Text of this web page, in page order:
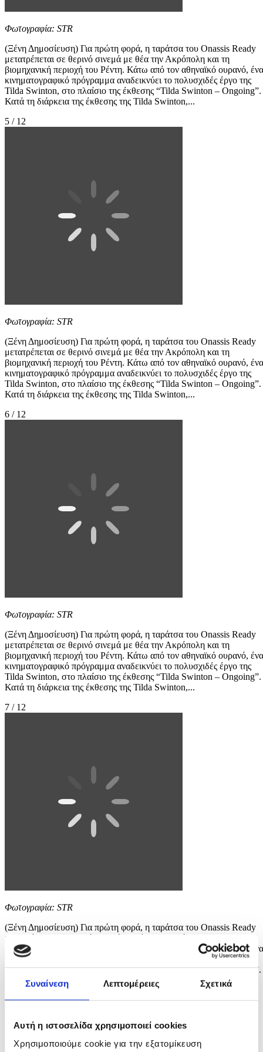
Συναίνεση Λεπτομέρειες Σχετικά
Αυτή η ιστοσελίδα χρησιμοποιεί cookies
Χρησιμοποιούμε cookie για την εξατομίκευση
Φωτογραφία: STR
(Ξένη Δημοσίευση) Για πρώτη φορά, η ταράτσα του Onassis Ready
μετατρέπεται σε θερινό σινεμά με θέα την Ακρόπολη και τη
βιομηχανική περιοχή του Ρέντη. Κάτω από τον αθηναϊκό ουρανό, ένα
κινηματογραφικό πρόγραμμα αναδεικνύει το πολυσχιδές έργο της
Tilda Swinton, στο πλαίσιο της έκθεσης “Tilda Swinton – Ongoing”.
Κατά τη διάρκεια της έκθεσης της Tilda Swinton,...
5 / 12
Φωτογραφία: STR
(Ξένη Δημοσίευση) Για πρώτη φορά, η ταράτσα του Onassis Ready
μετατρέπεται σε θερινό σινεμά με θέα την Ακρόπολη και τη
βιομηχανική περιοχή του Ρέντη. Κάτω από τον αθηναϊκό ουρανό, ένα
κινηματογραφικό πρόγραμμα αναδεικνύει το πολυσχιδές έργο της
Tilda Swinton, στο πλαίσιο της έκθεσης “Tilda Swinton – Ongoing”.
Κατά τη διάρκεια της έκθεσης της Tilda Swinton,...
6 / 12
Φωτογραφία: STR
(Ξένη Δημοσίευση) Για πρώτη φορά, η ταράτσα του Onassis Ready
μετατρέπεται σε θερινό σινεμά με θέα την Ακρόπολη και τη
βιομηχανική περιοχή του Ρέντη. Κάτω από τον αθηναϊκό ουρανό, ένα
κινηματογραφικό πρόγραμμα αναδεικνύει το πολυσχιδές έργο της
Tilda Swinton, στο πλαίσιο της έκθεσης “Tilda Swinton – Ongoing”.
Κατά τη διάρκεια της έκθεσης της Tilda Swinton,...
7 / 12
Φωτογραφία: STR
(Ξένη Δημοσίευση) Για πρώτη φορά, η ταράτσα του Onassis Ready
μετατρέπεται σε θερινό σινεμά με θέα την Ακρόπολη και τη
βιομηχανική περιοχή του Ρέντη. Κάτω από τον αθηναϊκό ουρανό, ένα
κινηματογραφικό πρόγραμμα αναδεικνύει το πολυσχιδές έργο της
Tilda Swinton, στο πλαίσιο της έκθεσης “Tilda Swinton – Ongoing”.
Κατά τη διάρκεια της έκθεσης της Tilda Swinton,...
8 / 12